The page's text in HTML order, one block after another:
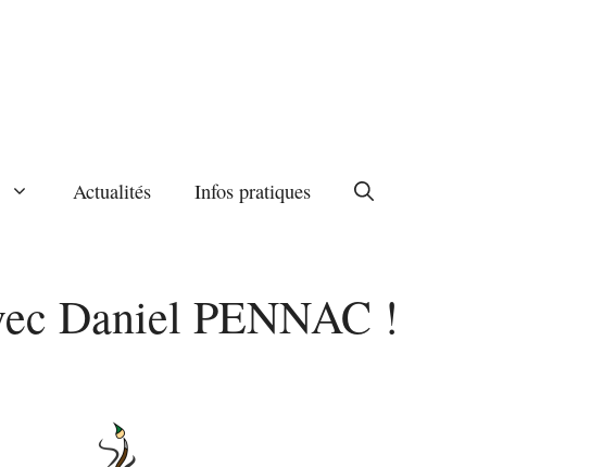
Actualités Infos pratiques
Daniel PENNAC !